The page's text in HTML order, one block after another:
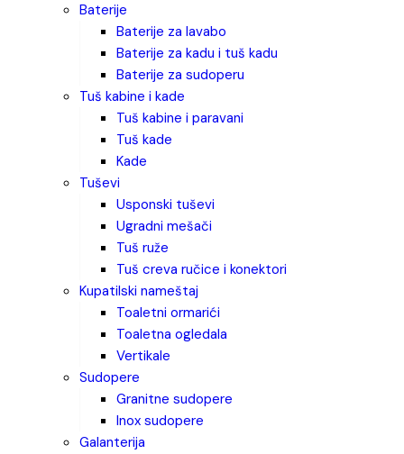
baterije
baterije za lavabo
baterije za kadu i tuš kadu
baterije za sudoperu
tuš kabine i kade
tuš kabine i paravani
tuš kade
kade
tuševi
usponski tuševi
ugradni mešači
tuš ruže
tuš creva ručice i konektori
kupatilski nameštaj
toaletni ormarići
toaletna ogledala
vertikale
sudopere
granitne sudopere
inox sudopere
galanterija